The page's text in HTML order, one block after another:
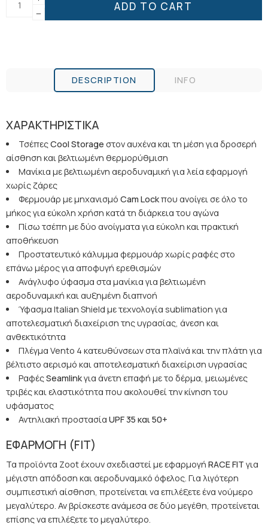
ADD TO CART
DESCRIPTION INFO
ΧΑΡΑΚΤΗΡΙΣΤΙΚΑ
ΤσέπεςCool Storage στον αυχένα και τη μέση για δροσερή
αίσθηση και βελτιωμένη θερμορύθμιση
Μανίκια με βελτιωμένη αεροδυναμική για λεία εφαρμογή
χωρίς ζάρες
Φερμουάρ με μηχανισμό Cam Lockπου ανοίγει σε όλο το
μήκος για εύκολη χρήση κατά τη διάρκεια του αγώνα
Πίσω τσέπη με δύο ανοίγματα για εύκολη και πρακτική
αποθήκευση
Προστατευτικό κάλυμμα φερμουάρ χωρίς ραφές στο
επάνω μέρος για αποφυγή ερεθισμών
Ανάγλυφο ύφασμα στα μανίκια για βελτιωμένη
αεροδυναμική και αυξημένη διαπνοή
Ύφασμα Italian Shield με τεχνολογία sublimation για
αποτελεσματική διαχείριση της υγρασίας, άνεση και
ανθεκτικότητα
Πλέγμα Vento 4 κατευθύνσεων στα πλαϊνά και την πλάτη για
βέλτιστο αερισμό και αποτελεσματική διαχείριση υγρασίας
ΡαφέςSeamlinkγια άνετη επαφή με το δέρμα, μειωμένες
τριβές και ελαστικότητα που ακολουθεί την κίνηση του
υφάσματος
Αντηλιακή προστασία UPF35 και 50+
ΕΦΑΡΜΟΓΗ (FIT)
Τα προϊόντα Zoot έχουν σχεδιαστεί με εφαρμογή RACEFIT για
μέγιστη απόδοση και αεροδυναμικό όφελος. Για λιγότερη
συμπιεστική αίσθηση, προτείνεται να επιλέξετε ένα νούμερο
μεγαλύτερο. Αν βρίσκεστε ανάμεσα σε δύο μεγέθη, προτείνεται
επίσης να επιλέξετε το μεγαλύτερο.